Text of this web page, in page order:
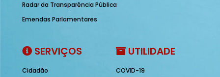
Radar da Transparência Pública
Emendas Parlamentares
SERVIÇOS
Cidadão
UTILIDADE
COVID-19